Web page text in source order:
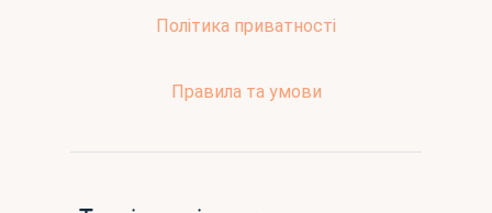
Політика приватності
Правила та умови